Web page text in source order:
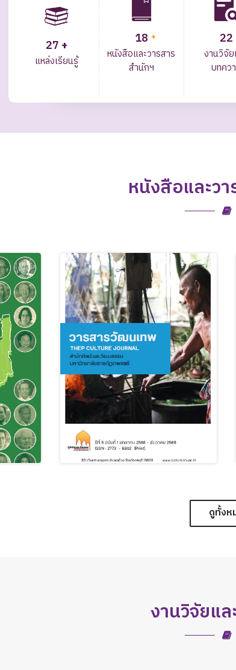
27 +
แหล่งเรียนรู้
18 +
หนังสือและวารสาร
สำนักฯ
22
งานวิจัย
บทคว
หนังสือและว
ดูทั้งห
งานวิจัยแ